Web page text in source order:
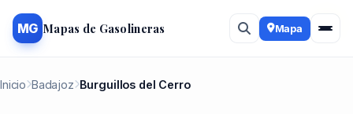
MG Mapas de Gasolineras Mapa
Inicio Badajoz Burguillos del Cerro
#1